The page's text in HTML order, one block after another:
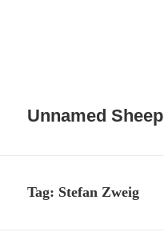
Unnamed Sheep
Tag: Stefan Zweig